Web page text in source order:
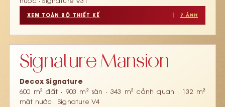
XEM TOÀN BỘ THIẾT KẾ 7 ẢNH
‹ ›
Signature Mansion
Decox Signature
600 m² đất · 903 m² sàn · 343 m² cảnh quan · 132 m²
mặt nước · Signature V4